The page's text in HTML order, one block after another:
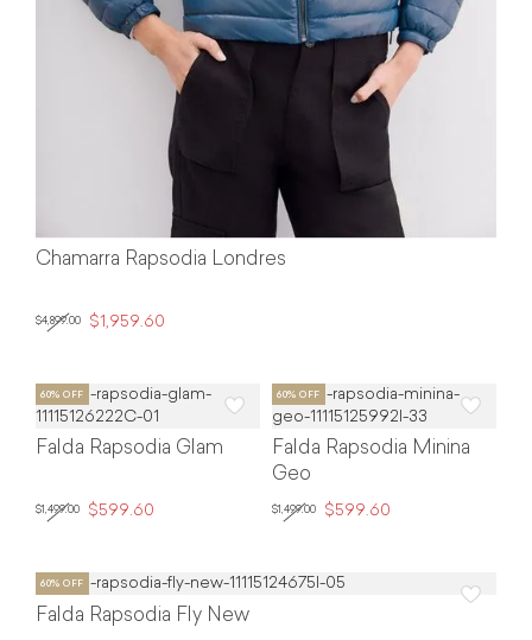
Chamarra Rapsodia Londres
$4,899.00 $1,959.60
Falda Rapsodia Glam
$1,499.00 $599.60
Falda Rapsodia Minina
Geo
$1,499.00 $599.60
Falda Rapsodia Fly New